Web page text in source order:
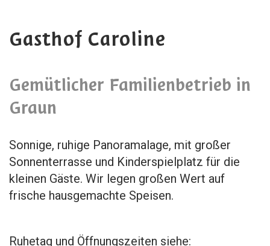
Gasthof Caroline
Gemütlicher Familienbetrieb in
Graun
Sonnige, ruhige Panoramalage, mit großer
Sonnenterrasse und Kinderspielplatz für die
kleinen Gäste. Wir legen großen Wert auf
frische hausgemachte Speisen.
Ruhetag und Öffnungszeiten siehe: